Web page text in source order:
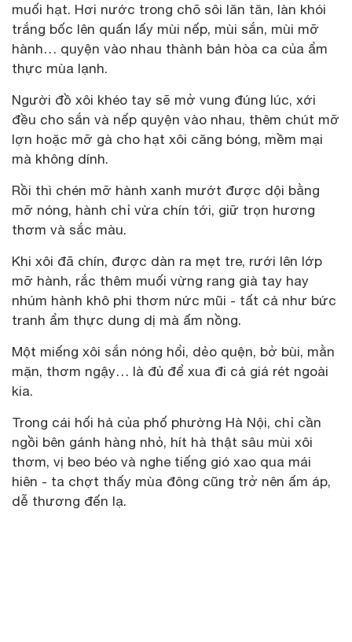
muối hạt. Hơi nước trong chõ sôi lăn tăn, làn khói
trắng bốc lên quấn lấy mùi nếp, mùi sắn, mùi mỡ
hành… quyện vào nhau thành bản hòa ca của ẩm
thực mùa lạnh.
Người đồ xôi khéo tay sẽ mở vung đúng lúc, xới
đều cho sắn và nếp quyện vào nhau, thêm chút mỡ
lợn hoặc mỡ gà cho hạt xôi căng bóng, mềm mại
mà không dính.
Rồi thì chén mỡ hành xanh mướt được dội bằng
mỡ nóng, hành chỉ vừa chín tới, giữ trọn hương
thơm và sắc màu.
Khi xôi đã chín, được dàn ra mẹt tre, rưới lên lớp
mỡ hành, rắc thêm muối vừng rang già tay hay
nhúm hành khô phi thơm nức mũi - tất cả như bức
tranh ẩm thực dung dị mà ấm nồng.
Một miếng xôi sắn nóng hổi, dẻo quện, bở bùi, mằn
mặn, thơm ngậy… là đủ để xua đi cả giá rét ngoài
kia.
Trong cái hối hả của phố phường Hà Nội, chỉ cần
ngồi bên gánh hàng nhỏ, hít hà thật sâu mùi xôi
thơm, vị beo béo và nghe tiếng gió xao qua mái
hiên - ta chợt thấy mùa đông cũng trở nên ấm áp,
dễ thương đến lạ.